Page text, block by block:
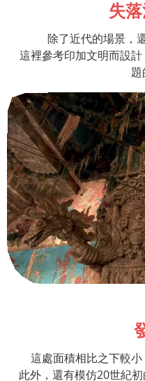
失
除了近代的場景，
這裡參考印加文明而設
題
這處面積相比之下較小
此外，還有模仿20世紀